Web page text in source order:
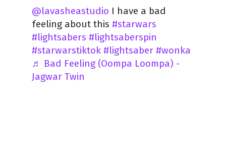
@lavasheastudio I have a bad
feeling about this #starwars
#lightsabers #lightsaberspin
#starwarstiktok #lightsaber #wonka
♬ Bad Feeling (Oompa Loompa) -
Jagwar Twin